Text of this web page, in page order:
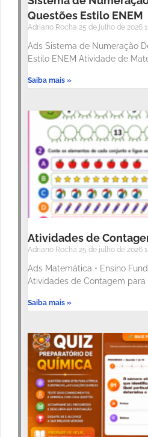
Questões Estilo ENEM
Adriano Rocha 25 de julho de 2026
Ads Sistema de Numeração
Estilo ENEM Atividade de
Saiba mais »
Atividades de
Adriano Rocha 25 de julho de 2026
Ads Matemática • Ensino
Atividades de Contagem para
Saiba mais »